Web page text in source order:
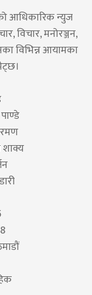
आधिकारिक न्युज
विचार, मनोरञ्जन,
विभिन्न आयामका
रमण
शाक्य